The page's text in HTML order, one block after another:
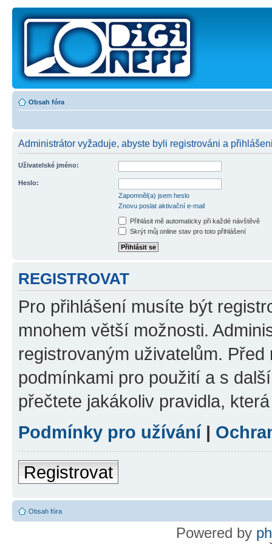
Obsah fóra
Administrátor vyžaduje, abyste byli registrováni a
Uživatelské jméno:
Heslo:
Zapomněl(a) jsem heslo
Znovu poslat aktivační e-mail
Přihlásit mě automaticky při každé návštěvě
Skrýt můj online stav pro toto přihlášení
REGISTROVAT
Pro přihlášení musíte být
mnohem větší možnosti.
registrovaným uživatelům.
podmínkami pro použití a s
přečtete jakákoliv pravidla,
Podmínky pro užívání|
Registrovat
Obsah fóra
Powered by